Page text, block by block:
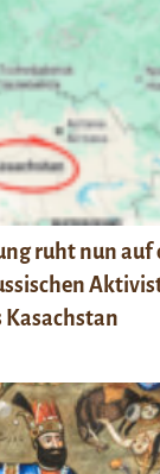
ruht nun auf
Kasachstan